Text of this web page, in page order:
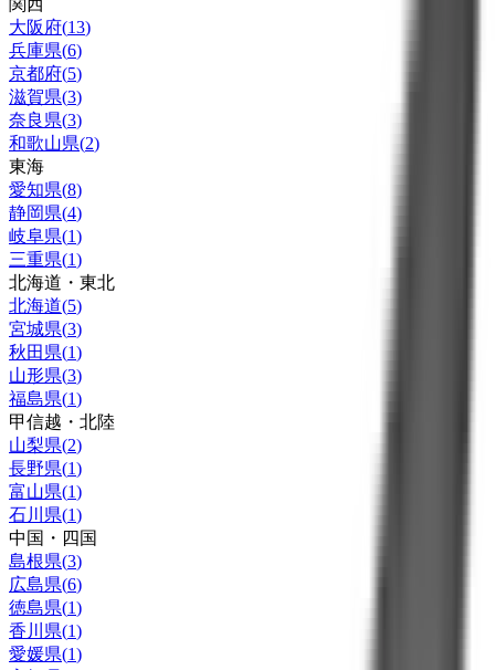
大阪府(13)
兵庫県(6)
京都府(5)
滋賀県(3)
奈良県(3)
和歌山県(2)
東海
愛知県(8)
静岡県(4)
岐阜県(1)
三重県(1)
北海道・東北
北海道(5)
宮城県(3)
秋田県(1)
山形県(3)
福島県(1)
甲信越・北陸
山梨県(2)
長野県(1)
富山県(1)
石川県(1)
中国・四国
島根県(3)
広島県(6)
徳島県(1)
香川県(1)
愛媛県(1)